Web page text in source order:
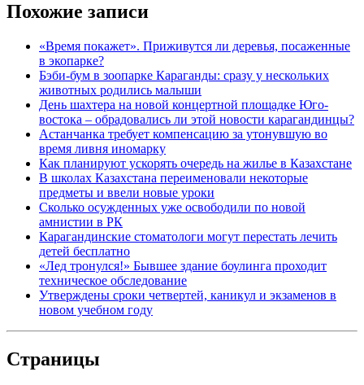
Похожие записи
«Время покажет». Приживутся ли деревья, посаженные
в экопарке?
Бэби-бум в зоопарке Караганды: сразу у нескольких
животных родились малыши
День шахтера на новой концертной площадке Юго-
востока – обрадовались ли этой новости карагандинцы?
Астанчанка требует компенсацию за утонувшую во
время ливня иномарку
Как планируют ускорять очередь на жилье в Казахстане
В школах Казахстана переименовали некоторые
предметы и ввели новые уроки
Сколько осужденных уже освободили по новой
амнистии в РК
Карагандинские стоматологи могут перестать лечить
детей бесплатно
«Лед тронулся!» Бывшее здание боулинга проходит
техническое обследование
Утверждены сроки четвертей, каникул и экзаменов в
новом учебном году
Страницы